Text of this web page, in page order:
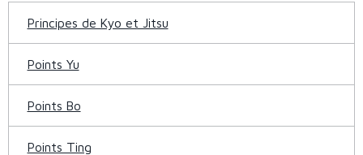
Principes de Kyo et Jitsu
Points Yu
Points Bo
Points Ting